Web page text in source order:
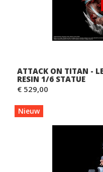
ATTACK ON TITAN -
RESIN 1/6 STATUE
€ 529,00
Nieuw